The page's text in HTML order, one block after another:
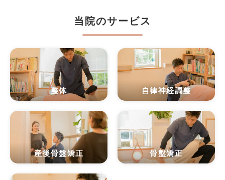
当院のサービス
整体 自律神経調整
産後骨盤矯正 骨盤矯正